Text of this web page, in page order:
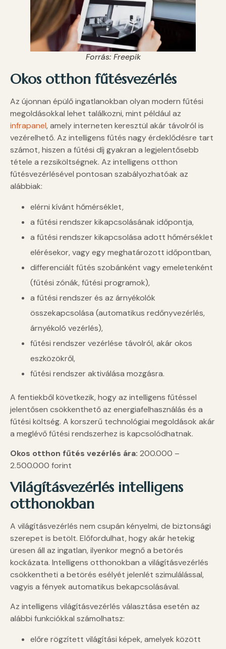
Forrás: Freepik
Okos otthon fűtésvezérlés
Az újonnan épülő ingatlanokban olyan modern fűtési
megoldásokkal lehet találkozni, mint például az
infrapanel, amely interneten keresztül akár távolról is
vezérelhető. Az intelligens fűtés nagy érdeklődésre tart
számot, hiszen a fűtési díj gyakran a legjelentősebb
tétele a rezsiköltségnek. Az intelligens otthon
fűtésvezérlésével pontosan szabályozhatóak az
alábbiak:
elérni kívánt hőmérséklet,
a fűtési rendszer kikapcsolásának időpontja,
a fűtési rendszer kikapcsolása adott hőmérséklet
elérésekor, vagy egy meghatározott időpontban,
differenciált fűtés szobánként vagy emeletenként
(fűtési zónák, fűtési programok),
a fűtési rendszer és az árnyékolók
összekapcsolása (automatikus redőnyvezérlés,
árnyékoló vezérlés),
fűtési rendszer vezérlése távolról, akár okos
eszközökről,
fűtési rendszer aktiválása mozgásra.
A fentiekből következik, hogy az intelligens fűtéssel
jelentősen csökkenthető az energiafelhasználás és a
fűtési költség. A korszerű technológiai megoldások akár
a meglévő fűtési rendszerhez is kapcsolódhatnak.
Okos otthon fűtés vezérlés ára: 200.000 –
2.500.000 forint
Világításvezérlés intelligens
otthonokban
A világításvezérlés nem csupán kényelmi, de biztonsági
szerepet is betölt. Előfordulhat, hogy akár hetekig
üresen áll az ingatlan, ilyenkor megnő a betörés
kockázata. Intelligens otthonokban a világításvezérlés
csökkentheti a betörés esélyét jelenlét szimulálással,
vagyis a fények automatikus bekapcsolásával.
Az intelligens világításvezérlés választása esetén az
alábbi funkciókkal számolhatsz:
előre rögzített világítási képek, amelyek között